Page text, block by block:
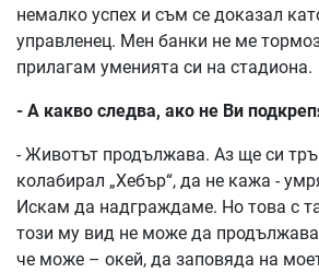
немалко успех и съм се доказал
управленец. Мен банки не ме
прилагам уменията си на стадиона.
- А какво следва, ако не Ви
- Животът продължава. Аз ще си
колабирал „Хебър“, да не кажа -
Искам да надграждаме. Но това с
този му вид не може да
че може – окей, да заповяда на